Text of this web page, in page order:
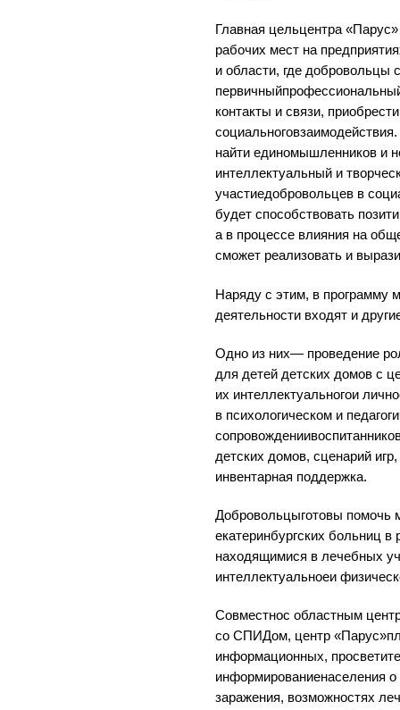
Главная цельцентра
рабочих мест на
и области, где добровольцы
контакты и связи,
найти единомышленников и
интеллектуальный и
участиедобровольцев в
будет способствовать
а в процессе влияния на
сможет реализовать и
Наряду с этим, в программу
деятельности входят и
Одно из них— проведение
для детей детских домов с
их интеллектуальногои
в психологическом и
детских домов, сценарий
инвентарная поддержка.
Добровольцыготовы помочь
екатеринбургских больниц
находящимися в лечебных
интеллектуальноеи
Совместнос областным
со СПИДом, центр
информационных,
информированиенаселения
заражения, возможностях